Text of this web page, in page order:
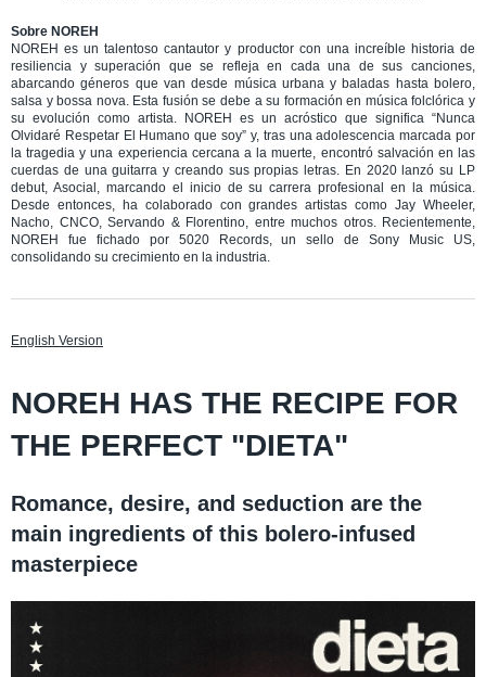
Sobre NOREH
NOREH es un talentoso cantautor y productor con una increíble historia de
resiliencia y superación que se refleja en cada una de sus canciones,
abarcando géneros que van desde música urbana y baladas hasta bolero,
salsa y bossa nova. Esta fusión se debe a su formación en música folclórica y
su evolución como artista. NOREH es un acróstico que significa “Nunca
Olvidaré Respetar El Humano que soy” y, tras una adolescencia marcada por
la tragedia y una experiencia cercana a la muerte, encontró salvación en las
cuerdas de una guitarra y creando sus propias letras. En 2020 lanzó su LP
debut, Asocial, marcando el inicio de su carrera profesional en la música.
Desde entonces, ha colaborado con grandes artistas como Jay Wheeler,
Nacho, CNCO, Servando & Florentino, entre muchos otros. Recientemente,
NOREH fue fichado por 5020 Records, un sello de Sony Music US,
consolidando su crecimiento en la industria.
English Version
NOREH HAS THE RECIPE FOR
THE PERFECT "DIETA"
Romance, desire, and seduction are the
main ingredients of this bolero-infused
masterpiece